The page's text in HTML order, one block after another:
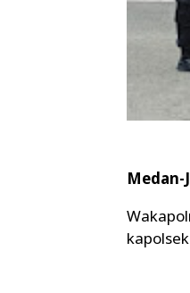
Medan-